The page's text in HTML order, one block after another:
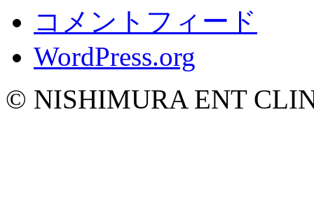
コメントフィード
WordPress.org
© NISHIMURA ENT